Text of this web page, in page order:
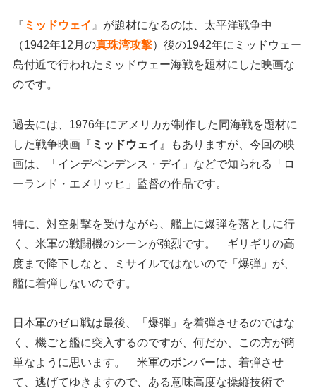
『 ミッドウェイ 』が題材になるのは、太平洋戦争中
（1942年12月の真珠湾攻撃）後の1942年にミッドウェー
島付近で行われたミッドウェー海戦を題材にした映画な
のです。
過去には、1976年にアメリカが制作した同海戦を題材に
した戦争映画『 ミッドウェイ 』もありますが、今回の映
画は、「インデペンデンス・デイ」などで知られる「ロ
ーランド・エメリッヒ」監督の作品です。
特に、対空射撃を受けながら、艦上に爆弾を落としに行
く、米軍の戦闘機のシーンが強烈です。 ギリギリの高
度まで降下しなと、ミサイルではないので「爆弾」が、
艦に着弾しないのです。
日本軍のゼロ戦は最後、「爆弾」を着弾させるのではな
く、機ごと艦に突入するのですが、何だか、この方が簡
単なように思います。 米軍のボンバーは、着弾させ
て、逃げてゆきますので、ある意味高度な操縦技術で